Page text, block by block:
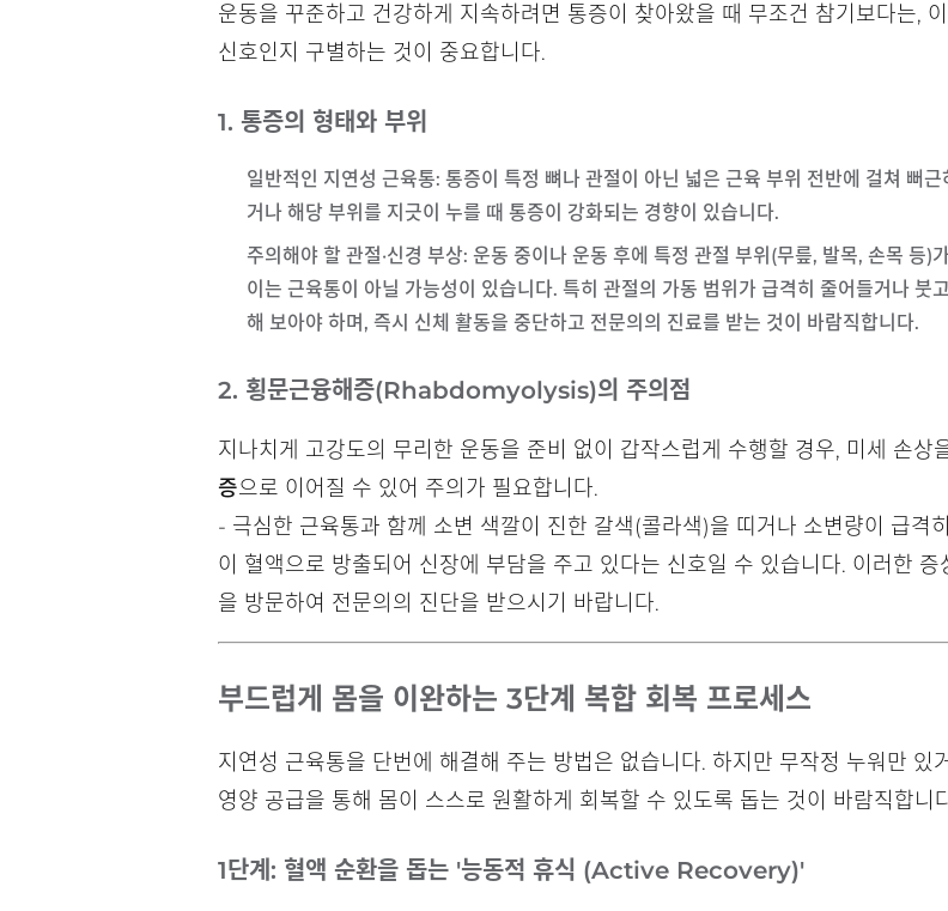
운동을 꾸준하고 건강하게 지속하려면 통증이 찾아왔을 때 무조건 참기보다는,
신호인지 구별하는 것이 중요합니다.
1. 통증의 형태와 부위
일반적인 지연성 근육통: 통증이 특정 뼈나 관절이 아닌 넓은 근육 부위 전반에 걸쳐 뻐
거나 해당 부위를 지긋이 누를 때 통증이 강화되는 경향이 있습니다.
주의해야 할 관절·신경 부상: 운동 중이나 운동 후에 특정 관절 부위(무릎, 발목, 손목 등)
이는 근육통이 아닐 가능성이 있습니다. 특히 관절의 가동 범위가 급격히 줄어들거나 붓
해 보아야 하며, 즉시 신체 활동을 중단하고 전문의의 진료를 받는 것이 바람직합니다.
2. 횡문근융해증(Rhabdomyolysis)의 주의점
지나치게 고강도의 무리한 운동을 준비 없이 갑작스럽게 수행할 경우, 미세 손상
증으로 이어질 수 있어 주의가 필요합니다.
- 극심한 근육통과 함께 소변 색깔이 진한 갈색(콜라색)을 띠거나 소변량이 급격
이 혈액으로 방출되어 신장에 부담을 주고 있다는 신호일 수 있습니다. 이러한
을 방문하여 전문의의 진단을 받으시기 바랍니다.
부드럽게 몸을 이완하는 3단계 복합 회복 프로세스
지연성 근육통을 단번에 해결해 주는 방법은 없습니다. 하지만 무작정 누워만
영양 공급을 통해 몸이 스스로 원활하게 회복할 수 있도록 돕는 것이 바람직합니
1단계: 혈액 순환을 돕는 '능동적 휴식 (Active Recovery)'